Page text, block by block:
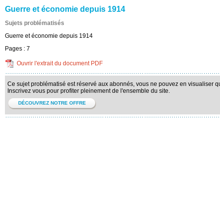
Guerre et économie depuis 1914
Sujets problématisés
Guerre et économie depuis 1914
Pages : 7
Ouvrir l'extrait du document PDF
Ce sujet problématisé est réservé aux abonnés, vous ne pouvez en visualiser
Inscrivez vous pour profiter pleinement de l'ensemble du site.
DÉCOUVREZ NOTRE OFFRE